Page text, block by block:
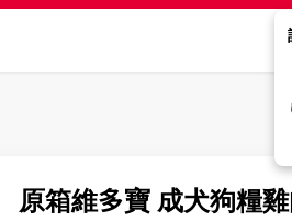
原箱維多寶 成犬狗糧